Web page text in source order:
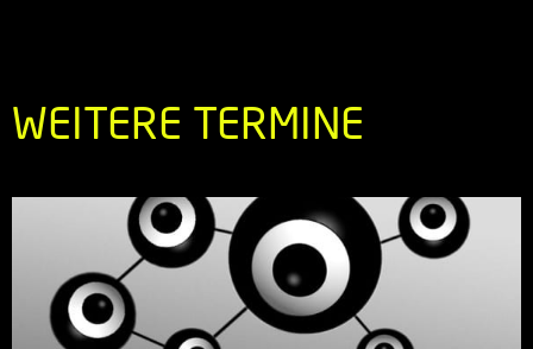
WEITERE TERMINE